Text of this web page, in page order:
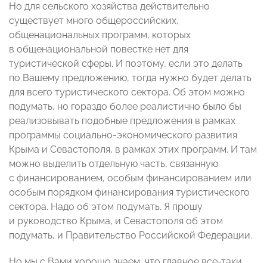
Но для сельского хозяйства действительно
существует много общероссийских,
общенациональных программ, которых
в общенациональной повестке нет для
туристической сферы. И поэтому, если это делать
по Вашему предложению, тогда нужно будет делать
для всего туристического сектора. Об этом можно
подумать, но гораздо более реалистично было бы
реализовывать подобные предложения в рамках
программы социально-экономического развития
Крыма и Севастополя, в рамках этих программ. И там
можно выделить отдельную часть, связанную
с финансированием, особым финансированием или
особым порядком финансирования туристического
сектора. Надо об этом подумать. Я прошу
и руководство Крыма, и Севастополя об этом
подумать, и Правительство Российской Федерации.